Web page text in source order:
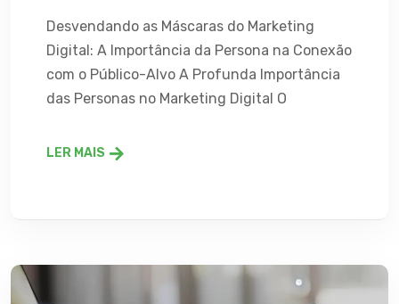
Desvendando as Máscaras do Marketing
Digital: A Importância da Persona na Conexão
com o Público-Alvo A Profunda Importância
das Personas no Marketing Digital O
LER MAIS